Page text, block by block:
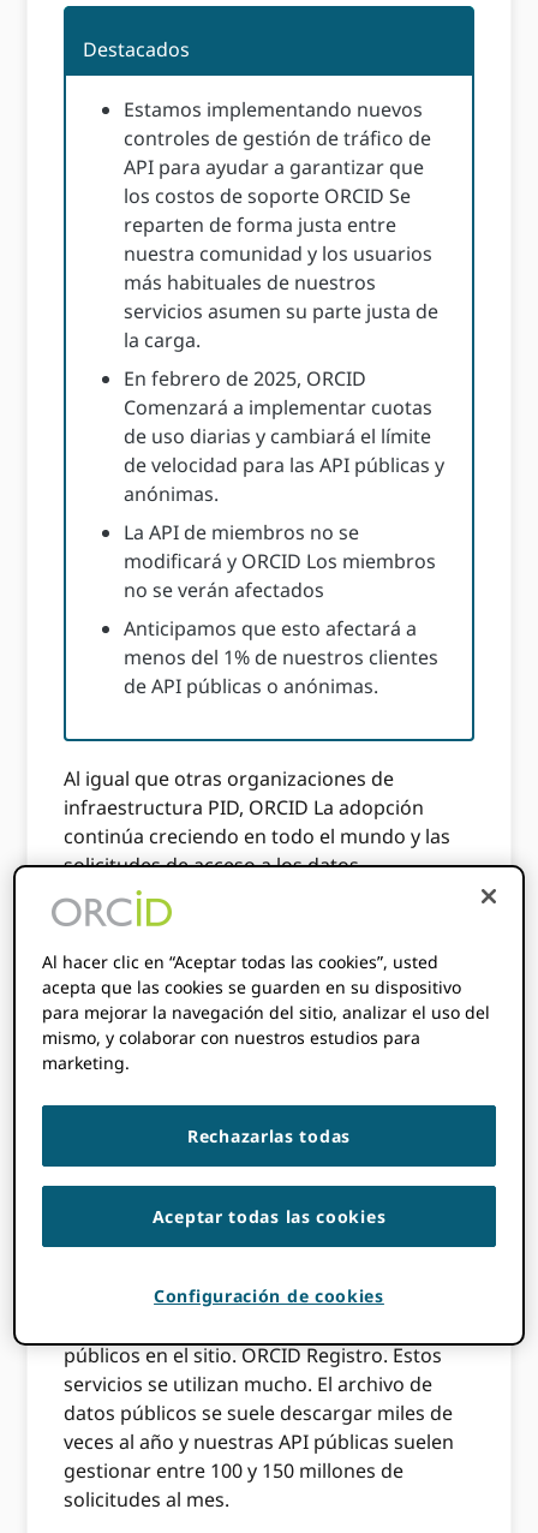
Destacados
Estamos implementando nuevos
controles de gestión de tráfico de
API para ayudar a garantizar que
los costos de soporte ORCID Se
reparten de forma justa entre
nuestra comunidad y los usuarios
más habituales de nuestros
servicios asumen su parte justa de
la carga.
En febrero de 2025, ORCID
Comenzará a implementar cuotas
de uso diarias y cambiará el límite
de velocidad para las API públicas y
anónimas.
La API de miembros no se
modificará y ORCID Los miembros
no se verán afectados
Anticipamos que esto afectará a
menos del 1% de nuestros clientes
de API públicas o anónimas.
Al igual que otras organizaciones de
infraestructura PID, ORCID La adopción
continúa creciendo en todo el mundo y las
solicitudes de acceso a los datos
almacenados en el ORCID Los registros
están creciendo al mismo tiempo que esto.
Parte de ORCIDLa misión de como
organización de infraestructura sin fines de
lucro impulsada por la comunidad es
garantizar que ORCID Los datos se ponen a
disposición de forma libre y abierta, y con las
cualquier persona que desee utilizarlos.
anual de nuestro archivo de datos públicos,
así como proporcionando nuestras API
puede utilizar de forma gratuita para
públicos en el sitio. ORCID Registro. Estos
servicios se utilizan mucho. El archivo de
datos públicos se suele descargar miles de
veces al año y nuestras API públicas suelen
gestionar entre 100 y 150 millones de
solicitudes al mes.
Al hacer clic en “Aceptar todas las cookies”, usted
acepta que las cookies se guarden en su dispositivo
para mejorar la navegación del sitio, analizar el uso del
mismo, y colaborar con nuestros estudios para
marketing.
Rechazarlas todas
Aceptar todas las cookies
Configuración de cookies